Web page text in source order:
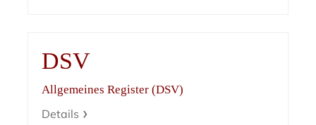
DSV
Allgemeines Register (DSV)
Details